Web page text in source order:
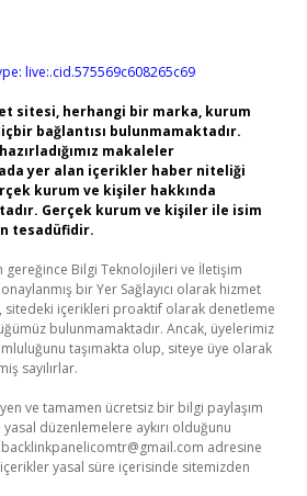
live:.cid.575569c608265c69
sitesi, herhangi bir marka, kurum
bağlantısı bulunmamaktadır.
makaleler
yer alan içerikler haber niteliği
kurum ve kişiler hakkında
Gerçek kurum ve kişiler ile isim
tesadüfidir.
gereğince Bilgi Teknolojileri ve İletişim
bir Yer Sağlayıcı olarak hizmet
sitedeki içerikleri proaktif olarak denetleme
bulunmamaktadır. Ancak, üyelerimiz
taşımakta olup, siteye üye olarak
sayılırlar.
ve tamamen ücretsiz bir bilgi paylaşım
düzenlemelere aykırı olduğunu
backlinkpanelicomtr@gmail.com adresine
yasal süre içerisinde sitemizden